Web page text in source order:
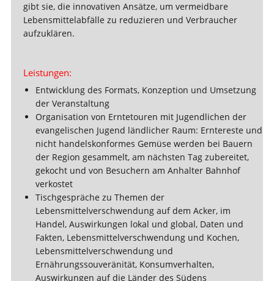
gibt sie, die innovativen Ansätze, um vermeidbare
Lebensmittelabfälle zu reduzieren und Verbraucher
aufzuklären.
Leistungen:
Entwicklung des Formats, Konzeption und Umsetzung
der Veranstaltung
Organisation von Erntetouren mit Jugendlichen der
evangelischen Jugend ländlicher Raum: Erntereste und
nicht handelskonformes Gemüse werden bei Bauern
der Region gesammelt, am nächsten Tag zubereitet,
gekocht und von Besuchern am Anhalter Bahnhof
verkostet
Tischgespräche zu Themen der
Lebensmittelverschwendung auf dem Acker, im
Handel, Auswirkungen lokal und global, Daten und
Fakten, Lebensmittelverschwendung und Kochen,
Lebensmittelverschwendung und
Ernährungssouveränität, Konsumverhalten,
Auswirkungen auf die Länder des Südens